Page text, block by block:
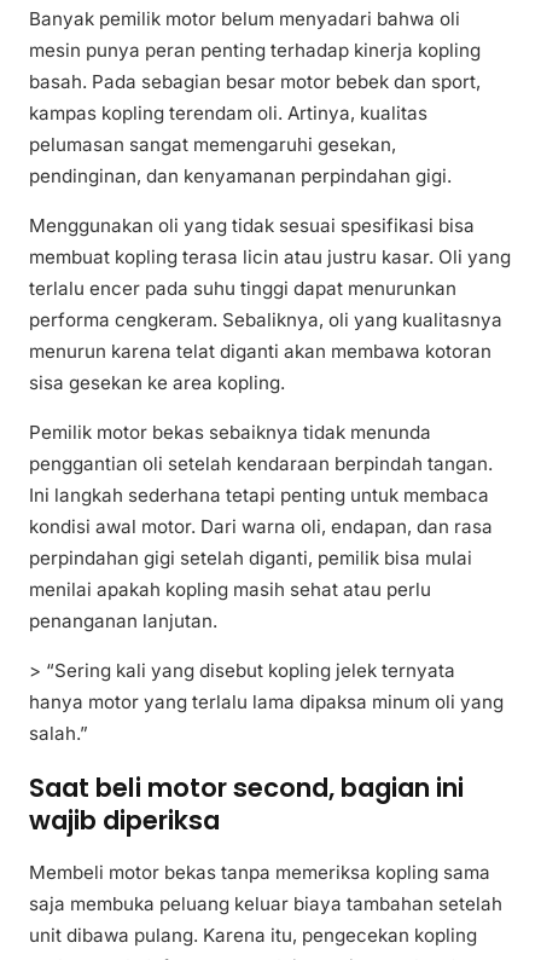
Banyak pemilik motor belum menyadari bahwa oli
mesin punya peran penting terhadap kinerja kopling
basah. Pada sebagian besar motor bebek dan sport,
kampas kopling terendam oli. Artinya, kualitas
pelumasan sangat memengaruhi gesekan,
pendinginan, dan kenyamanan perpindahan gigi.
Menggunakan oli yang tidak sesuai spesifikasi bisa
membuat kopling terasa licin atau justru kasar. Oli yang
terlalu encer pada suhu tinggi dapat menurunkan
performa cengkeram. Sebaliknya, oli yang kualitasnya
menurun karena telat diganti akan membawa kotoran
sisa gesekan ke area kopling.
Pemilik motor bekas sebaiknya tidak menunda
penggantian oli setelah kendaraan berpindah tangan.
Ini langkah sederhana tetapi penting untuk membaca
kondisi awal motor. Dari warna oli, endapan, dan rasa
perpindahan gigi setelah diganti, pemilik bisa mulai
menilai apakah kopling masih sehat atau perlu
penanganan lanjutan.
> “Sering kali yang disebut kopling jelek ternyata
hanya motor yang terlalu lama dipaksa minum oli yang
salah.”
Saat beli motor second, bagian ini
wajib diperiksa
Membeli motor bekas tanpa memeriksa kopling sama
saja membuka peluang keluar biaya tambahan setelah
unit dibawa pulang. Karena itu, pengecekan kopling